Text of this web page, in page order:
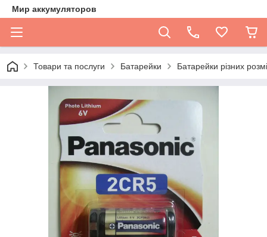
Мир аккумуляторов
Товари та послуги Батарейки Батарейки різних